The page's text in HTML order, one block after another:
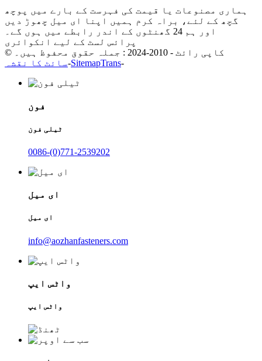
ہماری مصنوعات یا قیمت کی فہرست کے بارے میں پوچھ
گچھ کے لئے، براہ کرم ہمیں اپنا ای میل چھوڑ دیں
اور ہم 24 گھنٹوں کے اندر رابطے میں ہوں گے۔
پرائس لسٹ کے لیے انکوائری
© کاپی رائٹ - 2010-2024 : جملہ حقوق محفوظ ہیں۔
سائٹ کا نقشہ-SitemapTrans-
فون
ٹیلی فون
0086-(0)771-2539202
ای میل
ای میل
info@aozhanfasteners.com
واٹس ایپ
واٹس ایپ